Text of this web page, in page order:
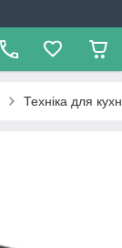
Техніка для